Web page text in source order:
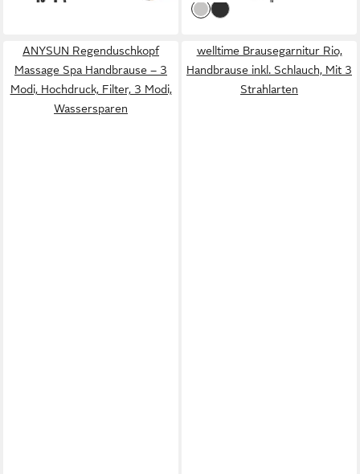
ANYSUN Regenduschkopf
Massage Spa Handbrause – 3
Modi, Hochdruck, Filter, 3 Modi,
Wassersparen
welltime Brausegarnitur Rio,
Handbrause inkl. Schlauch, Mit 3
Strahlarten